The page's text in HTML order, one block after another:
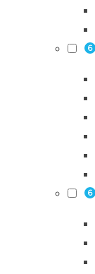
6
6